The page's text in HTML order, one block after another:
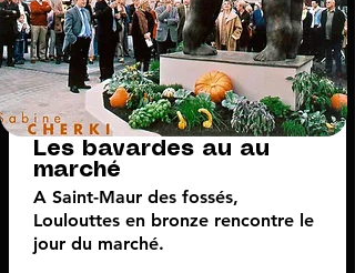
Les bavardes au au
marché
A Saint-Maur des fossés,
Loulouttes en bronze rencontre le
jour du marché.